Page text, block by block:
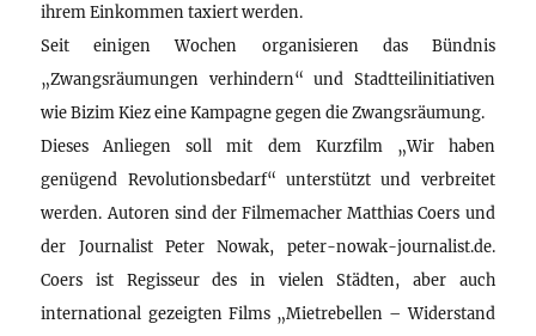
ihrem Einkommen taxiert werden.
Seit einigen Wochen organisieren das Bündnis
„Zwangsräumungen verhindern“ und Stadtteilinitiativen
wie Bizim Kiez eine Kampagne gegen die Zwangsräumung.
Dieses Anliegen soll mit dem Kurzfilm „Wir haben
genügend Revolutionsbedarf“ unterstützt und verbreitet
werden. Autoren sind der Filmemacher Matthias Coers und
der Journalist Peter Nowak, peter-nowak-journalist.de.
Coers ist Regisseur des in vielen Städten, aber auch
international gezeigten Films „Mietrebellen – Widerstand